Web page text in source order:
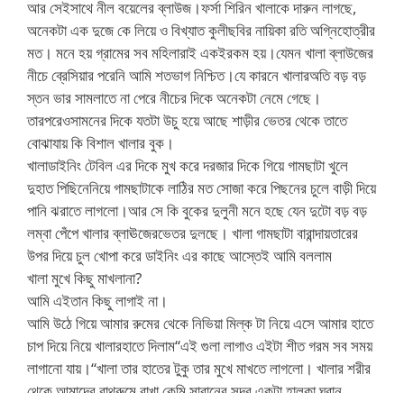
আর সেইসাথে নীল বয়েলের ব্লাউজ।ফর্সা শিরিন খালাকে দারুন লাগছে,
অনেকটা এক দুজে কে লিয়ে ও বিখ্যাত কুলীছবির নায়িকা রতি অগ্নিহোত্রীর
মত। মনে হয় গ্রামের সব মহিলারাই একইরকম হয়।যেমন খালা ব্লাউজের
নীচে ব্রেসিয়ার পরেনি আমি শতভাগ নিশ্চিত।যে কারনে খালারঅতি বড় বড়
স্তন ভার সামলাতে না পেরে নীচের দিকে অনেকটা নেমে গেছে।
তারপরেওসামনের দিকে যতটা উচু হয়ে আছে শাড়ীর ভেতর থেকে তাতে
বোঝাযায় কি বিশাল খালার বুক।
খালাডাইনিং টেবিল এর দিকে মুখ করে দরজার দিকে গিয়ে গামছাটা খুলে
দুহাত পিছিনেনিয়ে গামছাটাকে লাঠির মত সোজা করে পিছনের চুলে বাড়ী দিয়ে
পানি ঝরাতে লাগলো।আর সে কি বুকের দুলুনী মনে হছে যেন দুটো বড় বড়
লম্বা পেঁপে খালার ব্লাঊজেরভেতর দুলছে। খালা গামছাটা বারান্দায়তারের
উপর দিয়ে চুল খোপা করে ডাইনিং এর কাছে আস্তেই আমি বললাম
খালা মুখে কিছু মাখলানা?
আমি এইতান কিছু লাগাই না।
আমি উঠে গিয়ে আমার রুমের থেকে নিভিয়া মিল্ক টা নিয়ে এসে আমার হাতে
চাপ দিয়ে নিয়ে খালারহাতে দিলাম“এই গুলা লাগাও এইটা শীত গরম সব সময়
লাগানো যায়।“খালা তার হাতের টুকু তার মুখে মাখতে লাগলো। খালার শরীর